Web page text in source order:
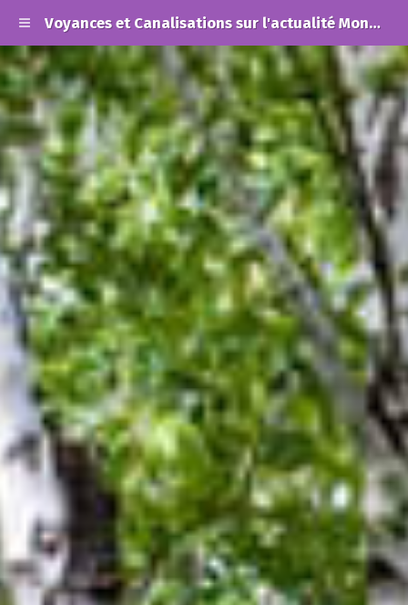
Voyances et Canalisations sur l'actualité Mondiale et les Alertes